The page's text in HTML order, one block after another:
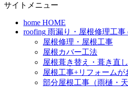
サイトメニュー
home HOME
roofing 雨漏り・屋根修理工事
屋根修理・屋根工事
屋根カバー工法
屋根葺き替え・葺き直し
屋根工事+リフォームが
部分屋根工事（雨樋・